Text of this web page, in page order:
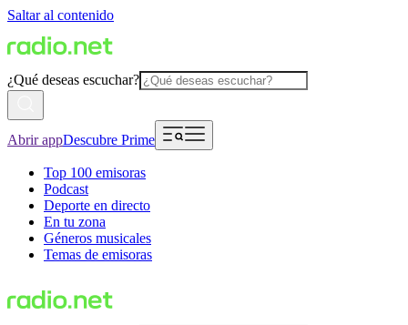
Saltar al contenido
¿Qué deseas escuchar?
Abrir appDescubre Prime
Top 100 emisoras
Podcast
Deporte en directo
En tu zona
Géneros musicales
Temas de emisoras